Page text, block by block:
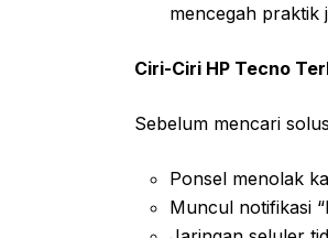
mencegah praktik
Ciri-Ciri HP Tecno
Sebelum mencari
Ponsel menolak
Muncul notifikasi